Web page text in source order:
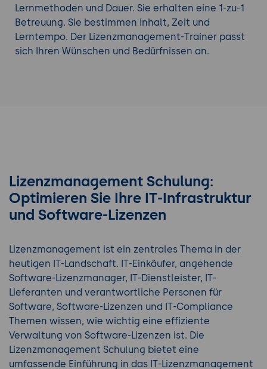
Lernmethoden und Dauer. Sie erhalten eine 1-zu-1
Betreuung. Sie bestimmen Inhalt, Zeit und
Lerntempo. Der Lizenzmanagement-Trainer passt
sich Ihren Wünschen und Bedürfnissen an.
Lizenzmanagement Schulung:
Optimieren Sie Ihre IT-Infrastruktur
und Software-Lizenzen
Lizenzmanagement ist ein zentrales Thema in der
heutigen IT-Landschaft. IT-Einkäufer, angehende
Software-Lizenzmanager, IT-Dienstleister, IT-
Lieferanten und verantwortliche Personen für
Software, Software-Lizenzen und IT-Compliance
Themen wissen, wie wichtig eine effiziente
Verwaltung von Software-Lizenzen ist. Die
Lizenzmanagement Schulung bietet eine
umfassende Einführung in das IT-Lizenzmanagement